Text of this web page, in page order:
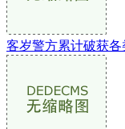
客岁警方累计破获